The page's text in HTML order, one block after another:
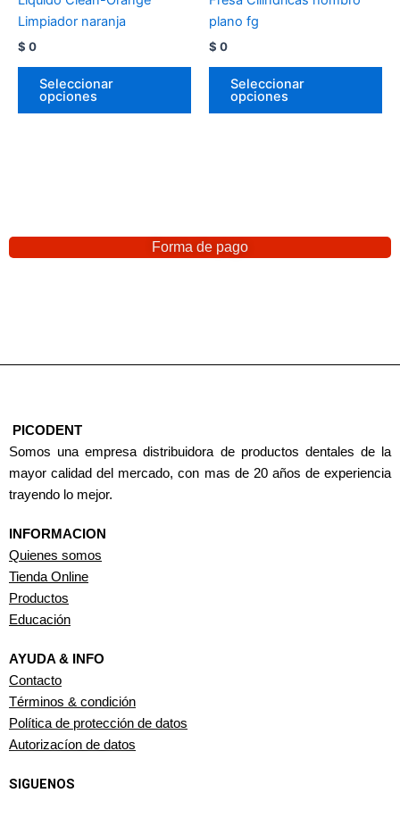
Limpiador naranja
$ 0
Seleccionar
opciones
plano fg
$ 0
Seleccionar
opciones
Forma de pago
PICODENT
Somos una empresa distribuidora de productos dentales de la
mayor calidad del mercado, con mas de 20 años de experiencia
trayendo lo mejor.
INFORMACION
Quienes somos
Tienda Online
Productos
Educación
AYUDA & INFO
Contacto
Términos & condición
Política de protección de datos
Autorizacíon de datos
SIGUENOS